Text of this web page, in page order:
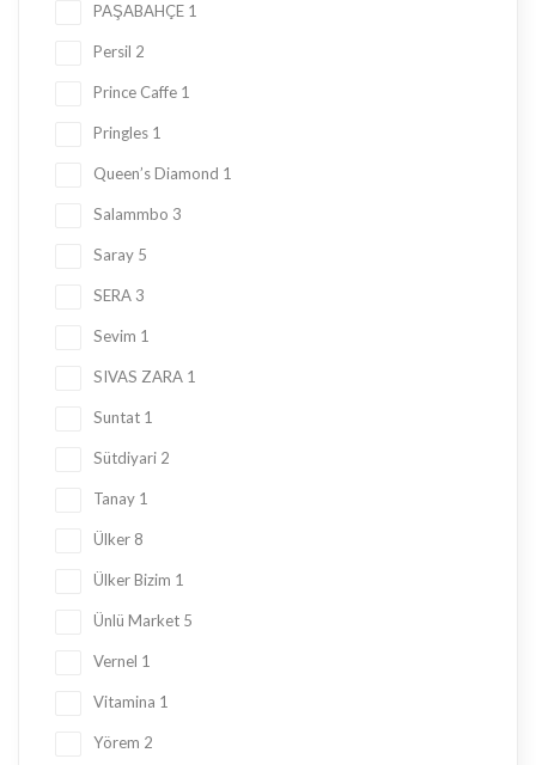
PAŞABAHÇE 1
Persil 2
Prince Caffe 1
Pringles 1
Queen’s Diamond 1
Salammbo 3
Saray 5
SERA 3
Sevim 1
SIVAS ZARA 1
Suntat 1
Sütdiyari 2
Tanay 1
Ülker 8
Ülker Bizim 1
Ünlü Market 5
Vernel 1
Vitamina 1
Yörem 2